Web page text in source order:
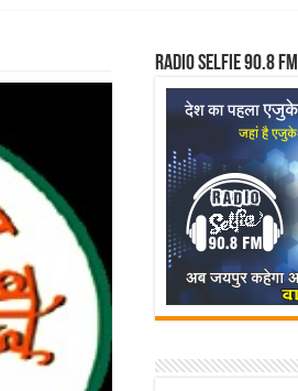
Radio Selfie 90.8 FM